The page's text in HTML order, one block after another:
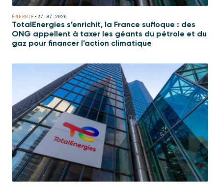
ÉNERGIE • 27-07-2026
TotalEnergies s’enrichit, la France suffoque : des
ONG appellent à taxer les géants du pétrole et du
gaz pour financer l’action climatique